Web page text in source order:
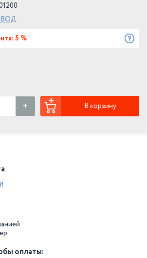
5 %
В корзину
оплаты: